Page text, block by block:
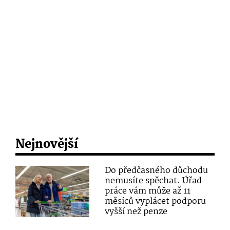
Nejnovější
Do předčasného důchodu
nemusíte spěchat. Úřad
práce vám může až 11
měsíců vyplácet podporu
vyšší než penze